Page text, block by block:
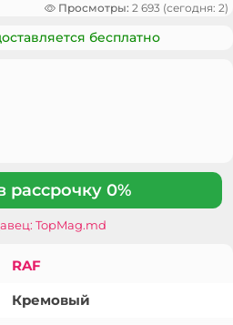
Просмотры: 2 693 (сегодня: 2)
бесплатно
рассрочку 0%
TopMag.md
RAF
Кремовый